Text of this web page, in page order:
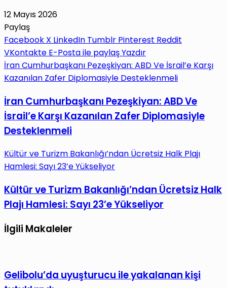
12 Mayıs 2026
Paylaş
Facebook X LinkedIn Tumblr Pinterest Reddit
VKontakte E-Posta ile paylaşYazdır
İran Cumhurbaşkanı Pezeşkiyan: ABD Ve İsrail’e Karşı
Kazanılan Zafer Diplomasiyle Desteklenmeli
İran Cumhurbaşkanı Pezeşkiyan: ABD Ve
İsrail’e Karşı Kazanılan Zafer Diplomasiyle
Desteklenmeli
Kültür ve Turizm Bakanlığı’ndan Ücretsiz Halk Plajı
Hamlesi: Sayı 23’e Yükseliyor
Kültür ve Turizm Bakanlığı’ndan Ücretsiz Halk
Plajı Hamlesi: Sayı 23’e Yükseliyor
İlgili Makaleler
Gelibolu’da uyuşturucu ile yakalanan kişi